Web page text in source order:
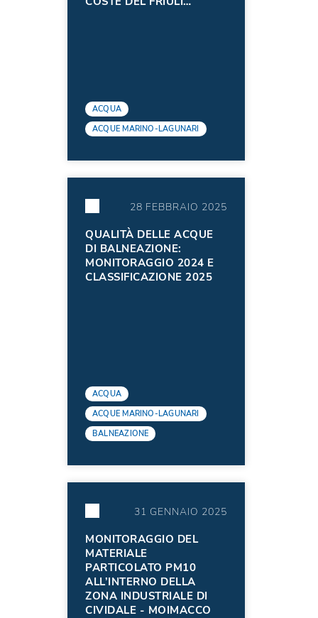
ACQUA
ACQUE MARINO-LAGUNARI
28 FEBBRAIO 2025
QUALITÀ DELLE ACQUE
DI BALNEAZIONE:
MONITORAGGIO 2024 E
CLASSIFICAZIONE 2025
ACQUA
ACQUE MARINO-LAGUNARI
BALNEAZIONE
31 GENNAIO 2025
MONITORAGGIO DEL
MATERIALE
PARTICOLATO PM10
ALL’INTERNO DELLA
ZONA INDUSTRIALE DI
CIVIDALE - MOIMACCO